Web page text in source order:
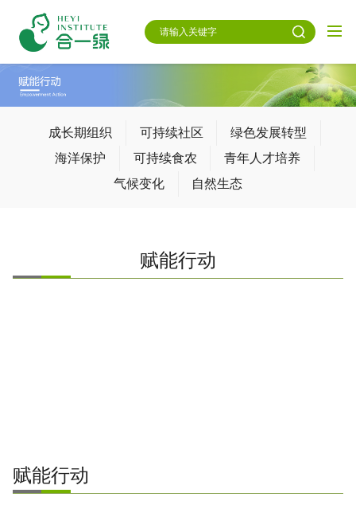
成长期组织 可持续社区
绿色发展转型
海洋保护
可持续食农
青年人才培养
气候变化
自然生态
赋能行动
赋能行动